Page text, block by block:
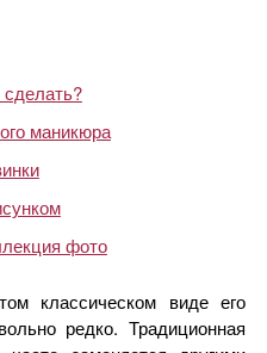
маникюра
фото
классическом виде его
редко. Традиционная